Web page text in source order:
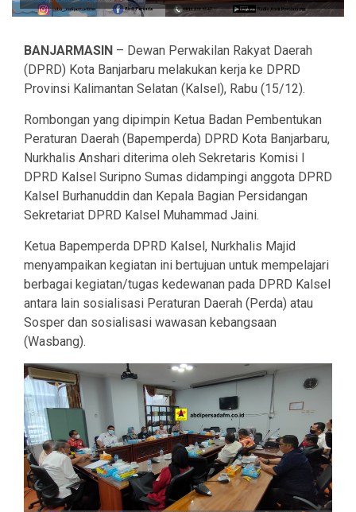
BANJARMASIN – Dewan Perwakilan Rakyat Daerah
(DPRD) Kota Banjarbaru melakukan kerja ke DPRD
Provinsi Kalimantan Selatan (Kalsel), Rabu (15/12).
Rombongan yang dipimpin Ketua Badan Pembentukan
Peraturan Daerah (Bapemperda) DPRD Kota Banjarbaru,
Nurkhalis Anshari diterima oleh Sekretaris Komisi I
DPRD Kalsel Suripno Sumas didampingi anggota DPRD
Kalsel Burhanuddin dan Kepala Bagian Persidangan
Sekretariat DPRD Kalsel Muhammad Jaini.
Ketua Bapemperda DPRD Kalsel, Nurkhalis Majid
menyampaikan kegiatan ini bertujuan untuk mempelajari
berbagai kegiatan/tugas kedewanan pada DPRD Kalsel
antara lain sosialisasi Peraturan Daerah (Perda) atau
Sosper dan sosialisasi wawasan kebangsaan
(Wasbang).